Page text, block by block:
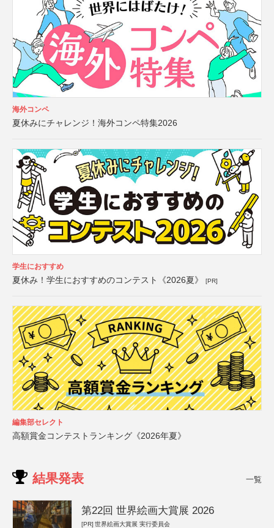
海外コンペ
夏休みにチャレンジ！海外コンペ特集2026
学生におすすめ
夏休み！学生におすすめのコンテスト《2026夏》 [PR]
編集部セレクト
高額賞金コンテストランキング《2026年夏》
結果発表 一覧
第22回 世界絵画大賞展 2026
[PR] 世界絵画大賞展 実行委員会